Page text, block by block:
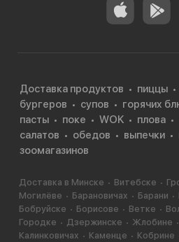
Доставка продуктов пиццы
бургеров
супов горячих
пасты
поке WOK плова
салатов
обедов выпечки
зоомагазинов
Доставка в Минске Витебске
Могилёве
Барановичах Барани
Бобруйске
Борисове Ветке
Городке
Дзержинске Жлобине
Калинковичах
Каменце Кобрине